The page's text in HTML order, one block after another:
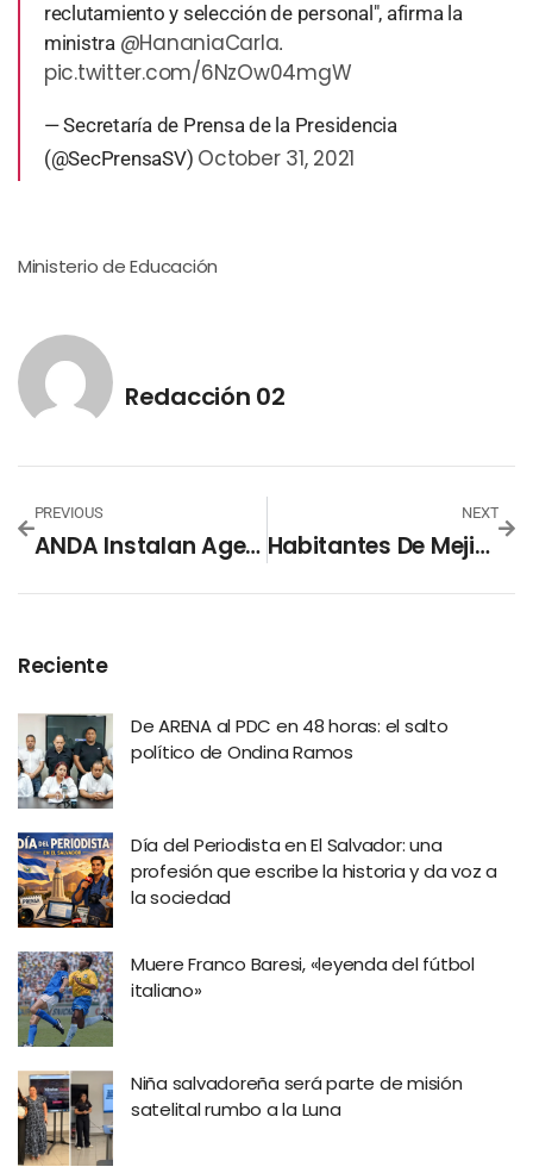
reclutamiento y selección de personal", afirma la
ministra @HananiaCarla.
pic.twitter.com/6NzOw04mgW
— Secretaría de Prensa de la Presidencia
(@SecPrensaSV) October 31, 2021
Ministerio de Educación
Redacción 02
PREVIOUS
ANDA Instalan Agencia Móvil En El Centro Del Municipio De Zaragoza
NEXT
Habitantes De Mejicanos Son Tamizados
Reciente
De ARENA al PDC en 48 horas: el salto
político de Ondina Ramos
Día del Periodista en El Salvador: una
profesión que escribe la historia y da voz a
la sociedad
Muere Franco Baresi, «leyenda del fútbol
italiano»
Niña salvadoreña será parte de misión
satelital rumbo a la Luna